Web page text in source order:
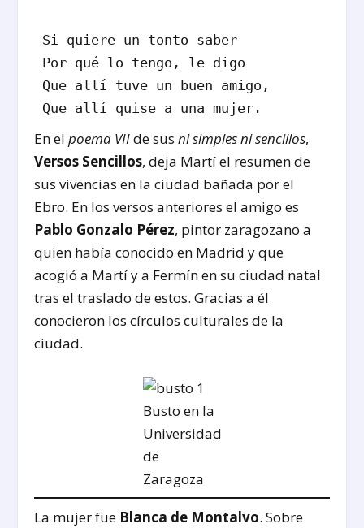
Si quiere un tonto saber
Por qué lo tengo, le digo
Que allí tuve un buen amigo,
Que allí quise a una mujer.
En elpoema VIIde susni simples ni sencillos,
Versos Sencillos, deja Martí el resumen de
sus vivencias en la ciudad bañada por el
Ebro. En los versos anteriores el amigo es
Pablo Gonzalo Pérez, pintor zaragozano a
quien había conocido en Madrid y que
acogió a Martí y a Fermín en su ciudad natal
tras el traslado de estos. Gracias a él
conocieron los círculos culturales de la
ciudad.
Busto en la
Universidad
de
Zaragoza
La mujer fue Blanca de Montalvo. Sobre